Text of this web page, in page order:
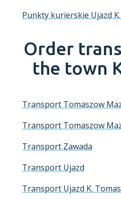
Punkty kurierskie Ujazd
Order
the town
Transport Tomaszow
Transport Tomaszow
Transport Zawada
Transport Ujazd
Transport Ujazd K.